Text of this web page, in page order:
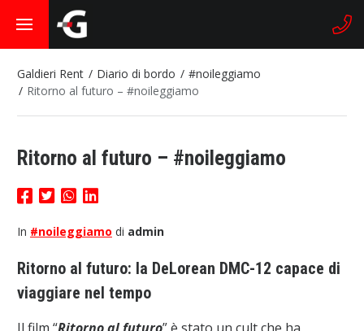
Galdieri Rent Diario di bordo
#noileggiamo
Ritorno al futuro – #noileggiamo
Ritorno al futuro – #noileggiamo
In #noileggiamo di admin
Ritorno al futuro: la DeLorean DMC-12 capace di
viaggiare nel tempo